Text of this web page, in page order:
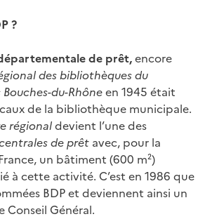
?
de prêt,encore
des bibliothèques du
du-Rhôneen 1945 était
de la bibliothèque municipale.
régionaldevient l’une des
de prêt avec, pour la
un bâtiment (600 m²)
à cette activité. C’est en 1986 que
BDP et deviennent ainsi un
Conseil Général.